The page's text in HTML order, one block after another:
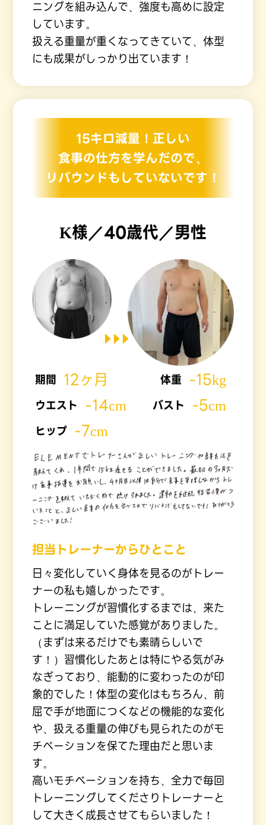
ニングを組み込んで、強度も高めに設定
しています。
扱える重量が重くなってきていて、体型
にも成果がしっかり出ています！
15キロ減量！正しい
食事の仕方を学んだので、
リバウンドもしていないです！
K様／40歳代／男性
期間 12ヶ月 体重 -15kg
ウエスト -14cm バスト -5cm
ヒップ -7cm
担当トレーナーからひとこと
日々変化していく身体を見るのがトレー
ナーの私も嬉しかったです。
トレーニングが習慣化するまでは、来た
ことに満足していた感覚がありました。
（まずは来るだけでも素晴らしいで
す！）習慣化したあとは特にやる気がみ
なぎっており、能動的に変わったのが印
象的でした！体型の変化はもちろん、前
屈で手が地面につくなどの機能的な変化
や、扱える重量の伸びも見られたのがモ
チベーションを保てた理由だと思いま
す。
高いモチベーションを持ち、全力で毎回
トレーニングしてくださりトレーナーと
して大きく成長させてもらいました！